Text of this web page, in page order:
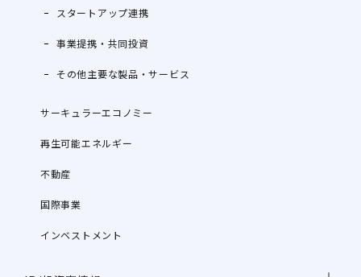
スタートアップ連携
事業提携・共同投資
その他主要な製品・サービス
サーキュラーエコノミー
再生可能エネルギー
不動産
国際事業
インベストメント